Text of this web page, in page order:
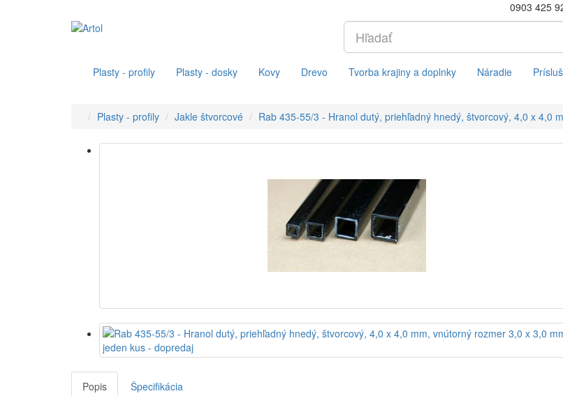
0903 425
Plasty - profily Plasty - dosky Kovy Drevo Tvorba krajiny a doplnky Náradie
Plasty - profily Jakle štvorcové Rab 435-55/3 - Hranol dutý, priehľadný hnedý, štvorcový, 4,0 x 4,0
Popis
Špecifikácia